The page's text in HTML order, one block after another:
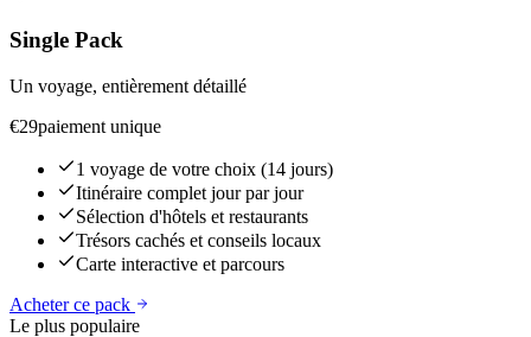
Single Pack
Un voyage, entièrement détaillé
€29paiement unique
1 voyage de votre choix (14 jours)
Itinéraire complet jour par jour
Sélection d'hôtels et restaurants
Trésors cachés et conseils locaux
Carte interactive et parcours
Acheter ce pack
Le plus populaire